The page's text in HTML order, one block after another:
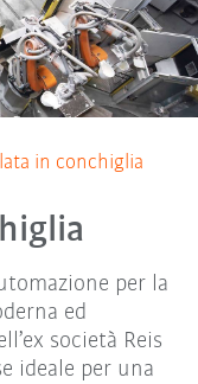
in conchiglia
per la
ed
società Reis
ideale per una